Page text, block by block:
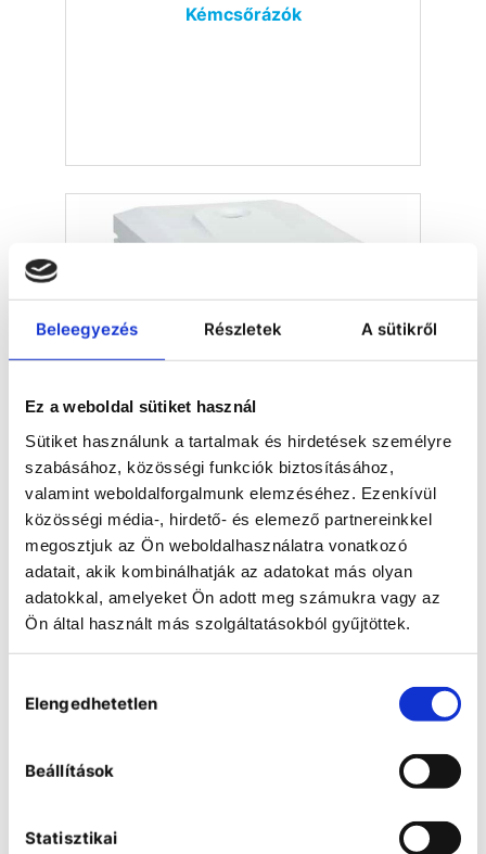
Beleegyezés Részletek A sütikről
Ez a weboldal sütiket használ
Sütiket használunk a tartalmak és hirdetések személyre
szabásához, közösségi funkciók biztosításához,
valamint weboldalforgalmunk elemzéséhez. Ezenkívül
közösségi média-, hirdető- és elemező partnereinkkel
megosztjuk az Ön weboldalhasználatra vonatkozó
adatait, akik kombinálhatják az adatokat más olyan
adatokkal, amelyeket Ön adott meg számukra vagy az
Ön által használt más szolgáltatásokból gyűjtöttek.
kiválasztása
Elengedhetetlen
Beállítások
Statisztikai
Kémcsőrázók
Centrifugák